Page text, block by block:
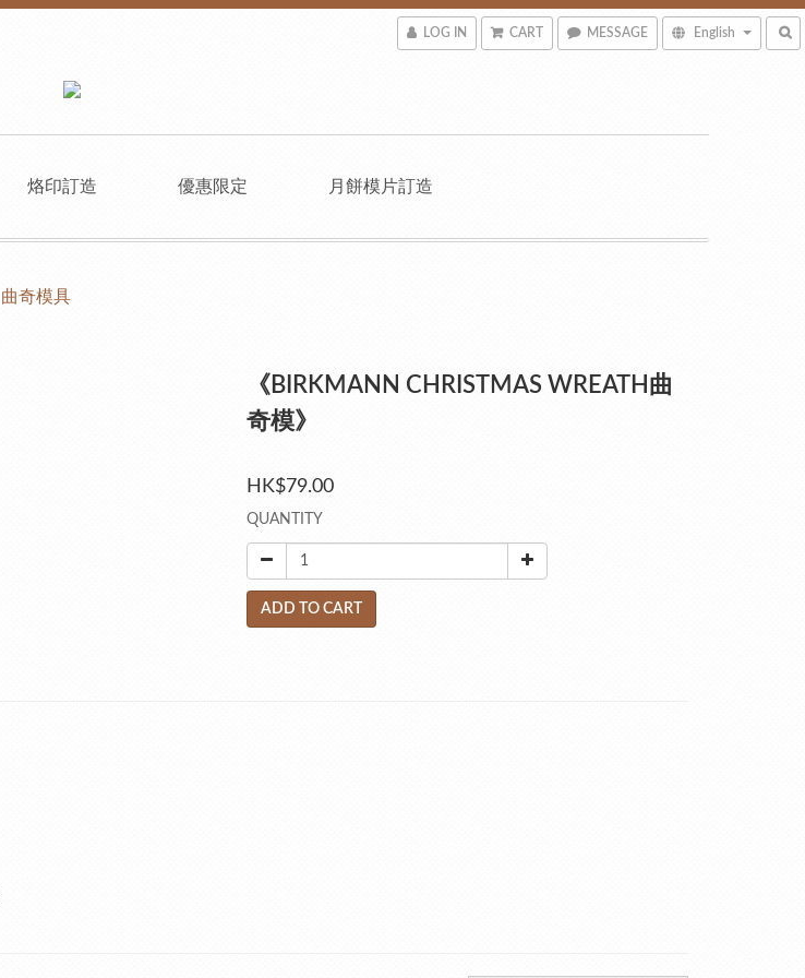
LOG IN CART MESSAGE English
烙印訂造 優惠限定 月餅模片訂造
曲奇模具
《BIRKMANN CHRISTMAS WREATH曲
奇模》
HK$79.00
QUANTITY
ADD TO CART